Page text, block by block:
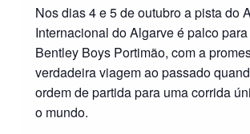
Nos dias 4 e 5 de outubro a pista do
Internacional do Algarve é palco
Bentley Boys Portimão, com a
verdadeira viagem ao passado
ordem de partida para uma corrida
o mundo.